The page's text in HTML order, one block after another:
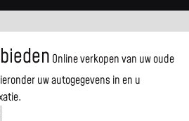
Online verkopen van uw oude
uw autogegevens in en u